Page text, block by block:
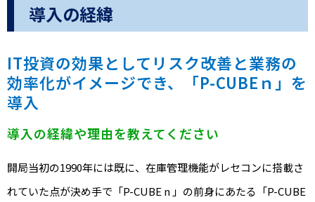
導入の経緯
IT投資の効果としてリスク改善と業務の
効率化がイメージでき、「P-CUBEｎ」を
導入
導入の経緯や理由を教えてください
開局当初の1990年には既に、在庫管理機能がレセコンに搭載さ
れていた点が決め手で「P-CUBE n 」の前身にあたる「P-CUBE